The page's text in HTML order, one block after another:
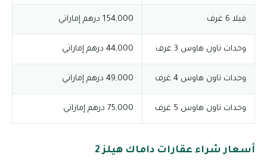
فيلا 6 غرف 154,000 درهم إماراتي
وحدات تاون هاوس 3 غرف 44,000 درهم إماراتي
وحدات تاون هاوس 4 غرف 49,000 درهم إماراتي
وحدات تاون هاوس 5 غرف 75,000 درهم إماراتي
أسعار شراء عقارات داماك هيلز 2